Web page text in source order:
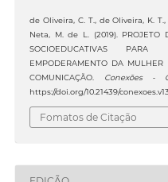
de Oliveira, C. T., de Oliveira, K.
Neta, M. de L. (2019). PROJETO
SOCIOEDUCATIVAS PARA
EMPODERAMENTO DA MULHER
COMUNICAÇÃO.
Conexões -
https://doi.org/10.21439/
Fomatos de Citação